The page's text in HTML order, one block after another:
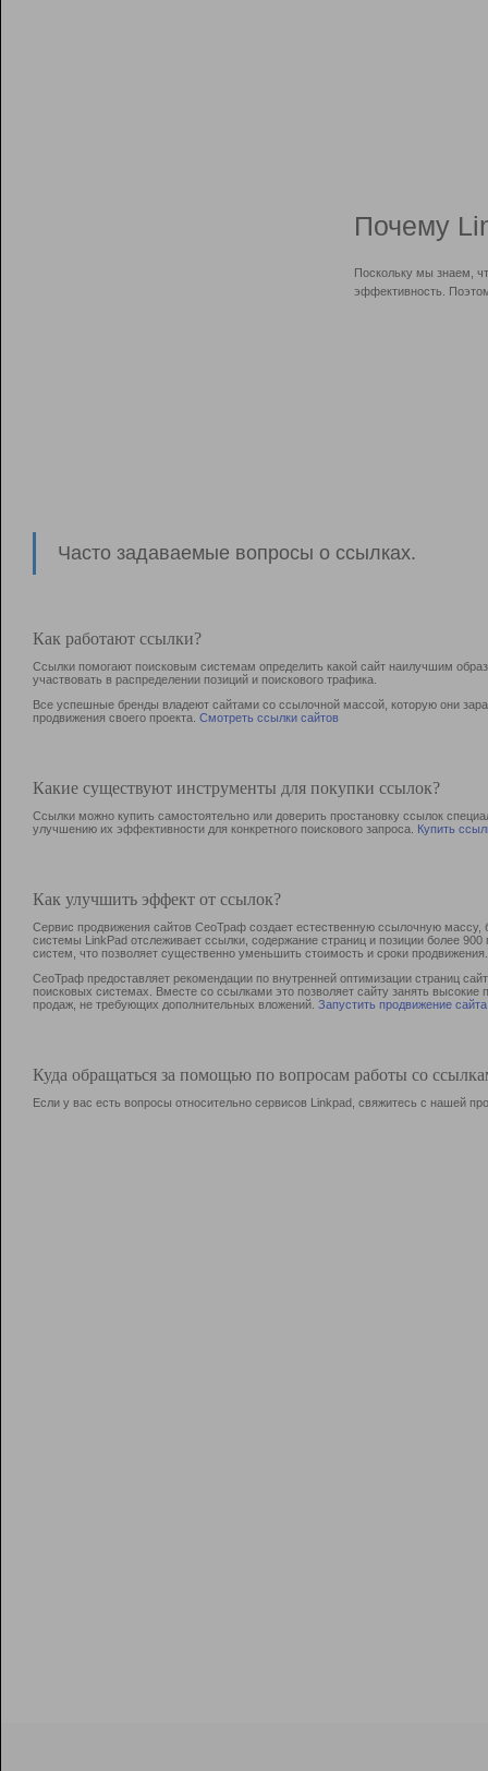
Почему
Поскольку мы знаем,
эффективность.
Часто задаваемые вопросы о ссылках.
Как работают ссылки?
Ссылки помогают поисковым системам определить какой сайт наилучшим
участвовать в раcпределении позиций и поискового трафика.
Все успешные бренды владеют сайтами со ссылочной массой, которую они
продвижения своего проекта. Смотреть ссылки сайтов
Какие существуют инструменты для покупки ссылок?
Ссылки можно купить самостоятельно или доверить простановку ссылок
улучшению их эффективности для конкретного поискового запроса. Купить
Как улучшить эффект от ссылок?
Сервис продвижения сайтов СеоТраф создает естественную ссылочную
системы LinkPad отслеживает ссылки, содержание страниц и позиции более
систем, что позволяет существенно уменьшить стоимость и сроки продвижения.
СеоТраф предоставляет рекомендации по внутренней оптимизации страниц
поисковых системах. Вместе со ссылками это позволяет сайту занять
продаж, не требующих дополнительных вложений. Запустить продвижение сайта
Куда обращаться за помощью по вопросам работы со
Если у вас есть вопросы относительно сервисов Linkpad, свяжитесь с нашей